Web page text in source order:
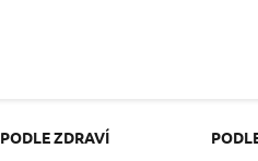
PODLE ZDRAVÍ